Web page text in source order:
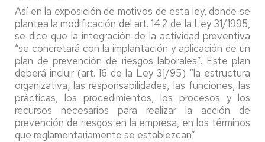
Así en la exposición de motivos de esta ley, donde se
plantea la modificación del art. 14.2 de la Ley 31/1995,
se dice que la integración de la actividad preventiva
“se concretará con la implantación y aplicación de un
plan de prevención de riesgos laborales”. Este plan
deberá incluir (art. 16 de la Ley 31/95) “la estructura
organizativa, las responsabilidades, las funciones, las
prácticas, los procedimientos, los procesos y los
recursos necesarios para realizar la acción de
prevención de riesgos en la empresa, en los términos
que reglamentariamente se establezcan”